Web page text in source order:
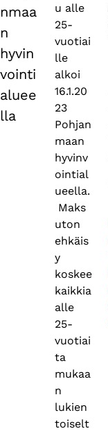
nmaa
n
hyvin
vointi
aluee
lla
u alle
25-
vuotiai
lle
alkoi
16.1.20
23
Pohjan
maan
hyvinv
ointial
ueella.
Maks
uton
ehkäis
y
koskee
kaikkia
alle
25-
vuotiai
ta
mukaa
n
lukien
toiselt